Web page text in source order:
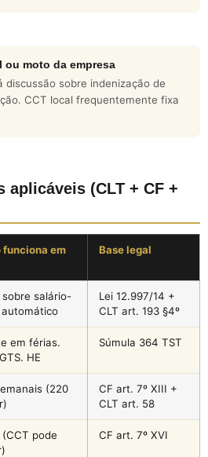
ou moto da empresa
discussão sobre indenização de
CCT local frequentemente fixa
aplicáveis (CLT + CF +
funciona em
Base legal
sobre salário-
automático
Lei 12.997/14 +
CLT art. 193 §4º
em férias.
HE
Súmula 364 TST
(220
CF art. 7º XIII +
CLT art. 58
(CCT pode
CF art. 7º XVI